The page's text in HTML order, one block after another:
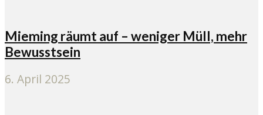
Mieming räumt auf – weniger Müll, mehr
Bewusstsein
6. April 2025